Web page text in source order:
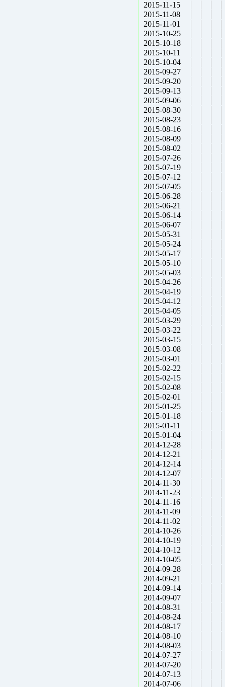
2015-11-15
2015-11-08
2015-11-01
2015-10-25
2015-10-18
2015-10-11
2015-10-04
2015-09-27
2015-09-20
2015-09-13
2015-09-06
2015-08-30
2015-08-23
2015-08-16
2015-08-09
2015-08-02
2015-07-26
2015-07-19
2015-07-12
2015-07-05
2015-06-28
2015-06-21
2015-06-14
2015-06-07
2015-05-31
2015-05-24
2015-05-17
2015-05-10
2015-05-03
2015-04-26
2015-04-19
2015-04-12
2015-04-05
2015-03-29
2015-03-22
2015-03-15
2015-03-08
2015-03-01
2015-02-22
2015-02-15
2015-02-08
2015-02-01
2015-01-25
2015-01-18
2015-01-11
2015-01-04
2014-12-28
2014-12-21
2014-12-14
2014-12-07
2014-11-30
2014-11-23
2014-11-16
2014-11-09
2014-11-02
2014-10-26
2014-10-19
2014-10-12
2014-10-05
2014-09-28
2014-09-21
2014-09-14
2014-09-07
2014-08-31
2014-08-24
2014-08-17
2014-08-10
2014-08-03
2014-07-27
2014-07-20
2014-07-13
2014-07-06